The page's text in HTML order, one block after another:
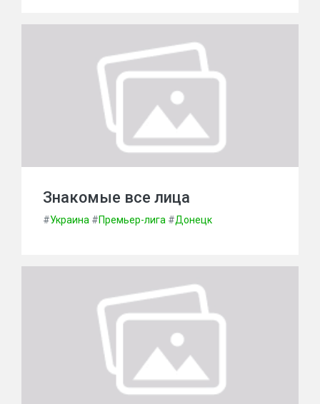
Знакомые все лица
#Украина #Премьер-лига #Донецк